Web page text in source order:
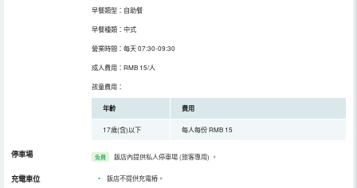
早餐類型：自助餐
早餐種類：中式
營業時間：每天 07:30-09:30
成人費用：RMB 15/人
孩童費用：
年齡 費用
17歲(含)以下 每人每份 RMB 15
停車場 免費 飯店內提供私人停車場 (旅客專用) 。
充電車位 • 飯店不提供充電樁。